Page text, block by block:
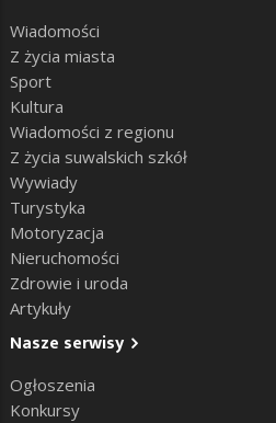
Wiadomości
Z życia miasta
Sport
Kultura
Wiadomości z regionu
Z życia suwalskich szkół
Wywiady
Turystyka
Motoryzacja
Nieruchomości
Zdrowie i uroda
Artykuły
Nasze serwisy
Ogłoszenia
Konkursy